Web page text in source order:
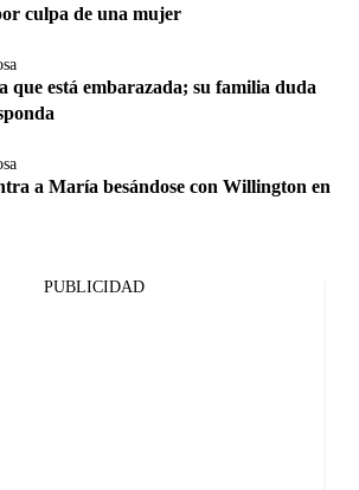
culpa de una mujer
que está embarazada; su familia duda
a María besándose con Willington en
PUBLICIDAD